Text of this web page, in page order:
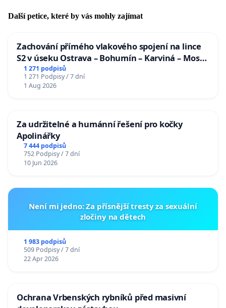
Další petice, které by vás mohly zajímat
Zachování přímého vlakového spojení na lince
S2 v úseku Ostrava – Bohumín – Karviná – Mosty
u Jablunkova
1 271 podpisů
1 271 Podpisy / 7 dní
1 Aug 2026
Za udržitelné a humánní řešení pro kočky
Apolinářky
7 444 podpisů
752 Podpisy / 7 dní
10 Jun 2026
Není mi jedno: Za přísnější tresty za sexuální
zločiny na dětech
1 983 podpisů
509 Podpisy / 7 dní
22 Apr 2026
Ochrana Vrbenských rybníků před masivní